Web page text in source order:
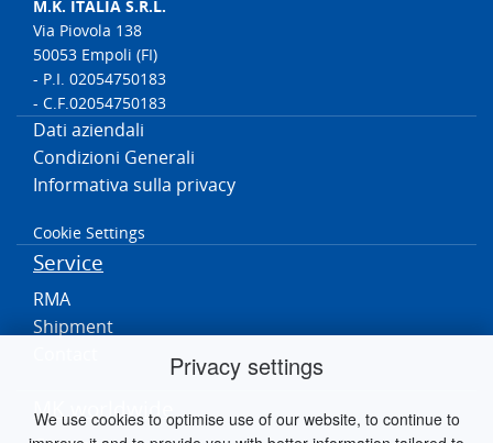
Privacy settings
We use cookies to optimise use of our website, to continue to
M.K. ITALIA S.R.L.
Via Piovola 138
50053 Empoli (FI)
- P.I. 02054750183
- C.F.02054750183
Dati aziendali
Condizioni Generali
Informativa sulla privacy
Cookie Settings
Service
RMA
Shipment
MK worldwide